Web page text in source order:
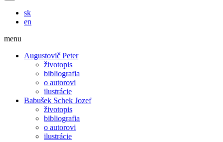
sk
en
menu
Augustovič Peter
životopis
bibliografia
o autorovi
ilustrácie
Babušek Schek Jozef
životopis
bibliografia
o autorovi
ilustrácie